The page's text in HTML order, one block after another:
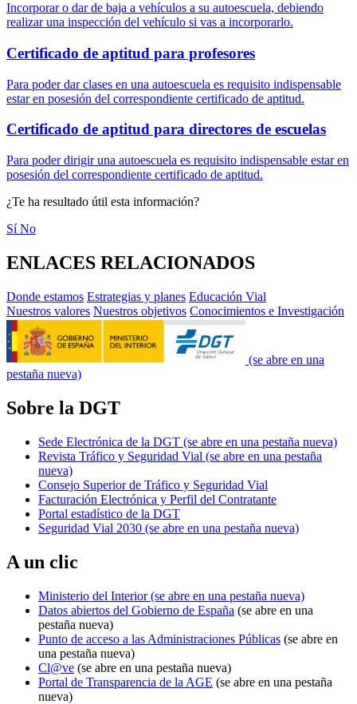
Incorporar o dar de baja a vehículos a su autoescuela, debiendo
realizar una inspección del vehículo si vas a incorporarlo.
Certificado de aptitud para profesores
Para poder dar clases en una autoescuela es requisito indispensable
estar en posesión del correspondiente certificado de aptitud.
Certificado de aptitud para directores de escuelas
Para poder dirigir una autoescuela es requisito indispensable estar en
posesión del correspondiente certificado de aptitud.
¿Te ha resultado útil esta información?
SíNo
ENLACES RELACIONADOS
Donde estamos Estrategias y planes Educación Vial
Nuestros valores Nuestros objetivos Conocimientos e Investigación
(se abre en una
pestaña nueva)
Sobre la DGT
Sede Electrónica de la DGT (se abre en una pestaña nueva)
Revista Tráfico y Seguridad Vial (se abre en una pestaña
nueva)
Consejo Superior de Tráfico y Seguridad Vial
Facturación Electrónica y Perfil del Contratante
Portal estadístico de la DGT
Seguridad Vial 2030 (se abre en una pestaña nueva)
A un clic
Ministerio del Interior(se abre en una pestaña nueva)
Datos abiertos del Gobierno de España (se abre en una
pestaña nueva)
Punto de acceso a las Administraciones Públicas (se abre en
una pestaña nueva)
Cl@ve (se abre en una pestaña nueva)
Portal de Transparencia de la AGE (se abre en una pestaña
nueva)